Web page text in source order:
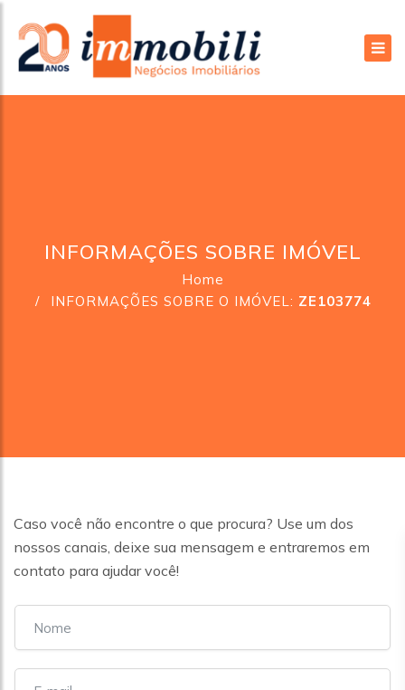
INFORMAÇÕES SOBRE IMÓVEL
Home
INFORMAÇÕES SOBRE O IMÓVEL: ZE103774
Caso você não encontre o que procura? Use um dos
nossos canais, deixe sua mensagem e entraremos em
contato para ajudar você!